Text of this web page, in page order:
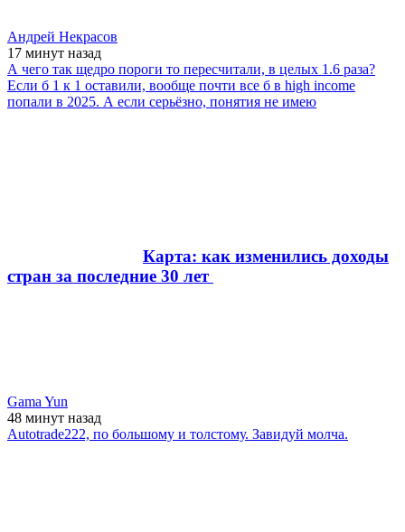
Андрей Некрасов
17 минут назад
А чего так щедро пороги то пересчитали, в целых 1.6 раза?
Если б 1 к 1 оставили, вообще почти все б в high income
попали в 2025. А если серьёзно, понятия не имею
Карта: как изменились доходы
стран за последние 30 лет
Gama Yun
48 минут назад
Autotrade222, по большому и толстому. Завидуй молча.